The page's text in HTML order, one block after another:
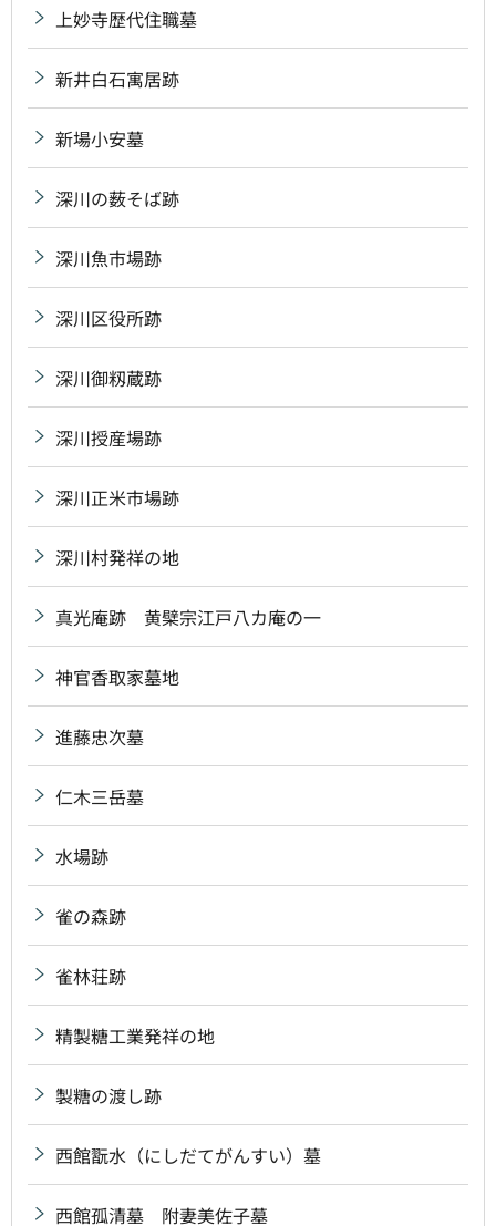
上妙寺歴代住職墓
新井白石寓居跡
新場小安墓
深川の薮そば跡
深川魚市場跡
深川区役所跡
深川御籾蔵跡
深川授産場跡
深川正米市場跡
深川村発祥の地
真光庵跡 黄檗宗江戸八カ庵の一
神官香取家墓地
進藤忠次墓
仁木三岳墓
水場跡
雀の森跡
雀林荘跡
精製糖工業発祥の地
製糖の渡し跡
西館翫水（にしだてがんすい）墓
西館孤清墓 附妻美佐子墓